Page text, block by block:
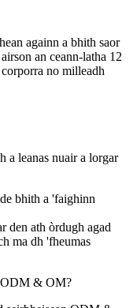
againn a bhith saor
an ceann-latha 12
no milleadh
a leanas nuair a lorgar
bhith a 'faighinn
den ath òrdugh agad
ma dh 'fheumas
ODM & OM?